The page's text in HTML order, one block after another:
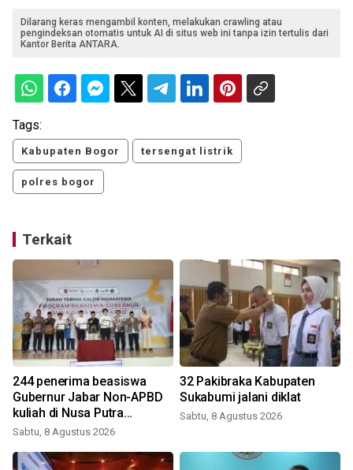
Dilarang keras mengambil konten, melakukan crawling atau
pengindeksan otomatis untuk AI di situs web ini tanpa izin tertulis dari
Kantor Berita ANTARA.
Tags:
Kabupaten Bogor tersengat listrik
polres bogor
Terkait
244 penerima beasiswa
Gubernur Jabar Non-APBD
kuliah di Nusa Putra
University
Sabtu, 8 Agustus 2026
32 Pakibraka Kabupaten
Sukabumi jalani diklat
Sabtu, 8 Agustus 2026